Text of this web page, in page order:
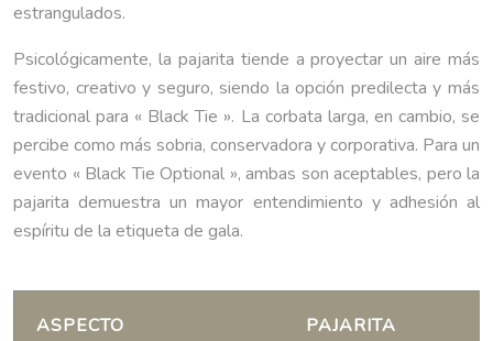
estrangulados.
Psicológicamente, la pajarita tiende a proyectar un aire más
festivo, creativo y seguro, siendo la opción predilecta y más
tradicional para « Black Tie ». La corbata larga, en cambio, se
percibe como más sobria, conservadora y corporativa. Para un
evento « Black Tie Optional », ambas son aceptables, pero la
pajarita demuestra un mayor entendimiento y adhesión al
espíritu de la etiqueta de gala.
ASPECTO PAJARITA